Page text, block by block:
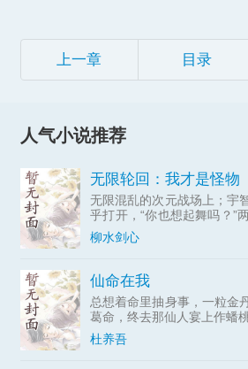
上一章 目录
人气小说推荐
无限轮回：我才是怪物
无限混乱的次元战场上；宇
乎打开，“你也想起舞吗？”
中，...
柳水剑心
仙命在我
总想着命里抽身事，一粒金
葛命，终去那仙人宴上作蟠桃
杜养吾